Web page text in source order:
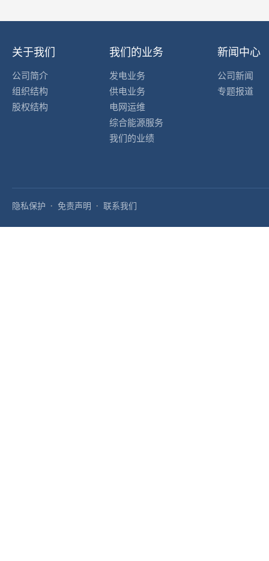
关于我们
公司简介
组织结构
股权结构
我们的业务
发电业务
供电业务
电网运维
综合能源服务
我们的业绩
新闻中心
公司新闻
专题报道
隐私保护 · 免责声明 · 联系我们